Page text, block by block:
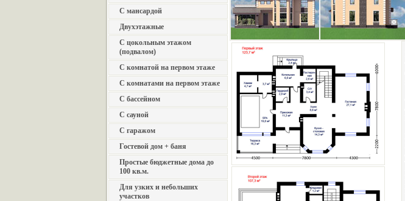
С мансардой
Двухэтажные
С цокольным этажом
(подвалом)
С комнатой на первом этаже
С комнатами на первом этаже
С бассейном
С сауной
С гаражом
Гостевой дом + баня
Простые бюджетные дома до
100 кв.м.
Для узких и небольших
участков